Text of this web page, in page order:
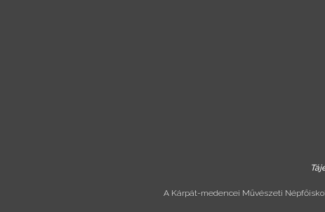
A Kárpát-medencei Művészeti